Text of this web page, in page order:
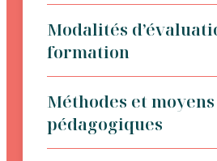
Modalités
formation
Méthodes et moyens
pédagogiques